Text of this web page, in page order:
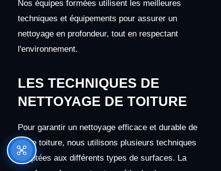
Nos équipes formées utilisent les meilleures
techniques et équipements pour assurer un
nettoyage en profondeur, tout en respectant
l'environnement.
LES TECHNIQUES DE
NETTOYAGE DE TOITURE
Pour garantir un nettoyage efficace et durable de
votre toiture, nous utilisons plusieurs techniques
adaptées aux différents types de surfaces. La